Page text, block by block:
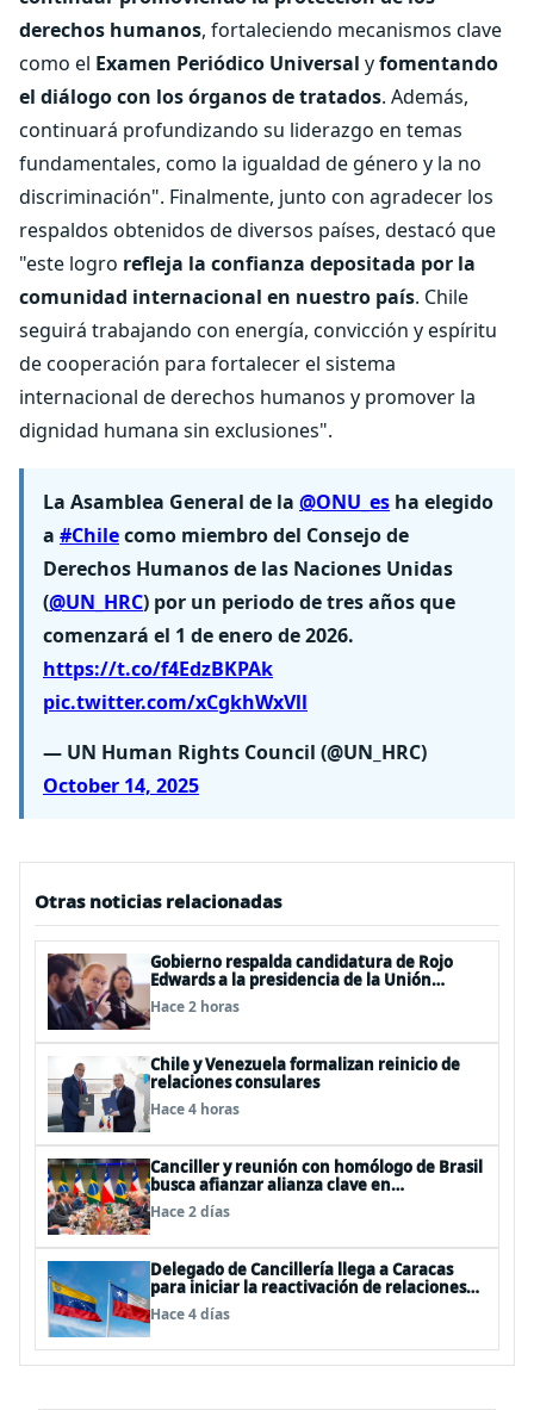
derechos humanos, fortaleciendo mecanismos clave
como el Examen Periódico Universal yfomentando
el diálogo con los órganos de tratados. Además,
continuará profundizando su liderazgo en temas
fundamentales, como la igualdad de género y la no
discriminación". Finalmente, junto con agradecer los
respaldos obtenidos de diversos países, destacó que
"este logro refleja la confianza depositada por la
comunidad internacional en nuestro país. Chile
seguirá trabajando con energía, convicción y espíritu
de cooperación para fortalecer el sistema
internacional de derechos humanos y promover la
dignidad humana sin exclusiones".
La Asamblea General de la @ONU_es ha elegido
a #Chilecomo miembro del Consejo de
Derechos Humanos de las Naciones Unidas
(@UN_HRC) por un periodo de tres años que
comenzará el 1 de enero de 2026.
https://t.co/f4EdzBKPAk
pic.twitter.com/xCgkhWxVll
— UN Human Rights Council (@UN_HRC)
October 14, 2025
Otras noticias relacionadas
Gobierno respalda candidatura de Rojo
Edwards a la presidencia de la Unión
Interparlamentaria (UIP)
Hace 2 horas
Chile y Venezuela formalizan reinicio de
relaciones consulares
Hace 4 horas
Canciller y reunión con homólogo de Brasil
busca afianzar alianza clave en
Latinoamérica
Hace 2 días
Delegado de Cancillería llega a Caracas
para iniciar la reactivación de relaciones
consulares
Hace 4 días